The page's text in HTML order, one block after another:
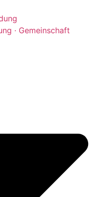
· Gemeinschaft